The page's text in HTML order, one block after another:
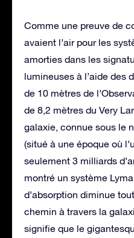
Comme une preuve de
avaient l’air pour les
amorties dans les
lumineuses à l’aide des
de 10 mètres de
de 8,2 mètres du Very
galaxie, connue sous le
(situé à une époque où
seulement 3 milliards
montré un système
d’absorption diminue
chemin à travers la
signifie que le